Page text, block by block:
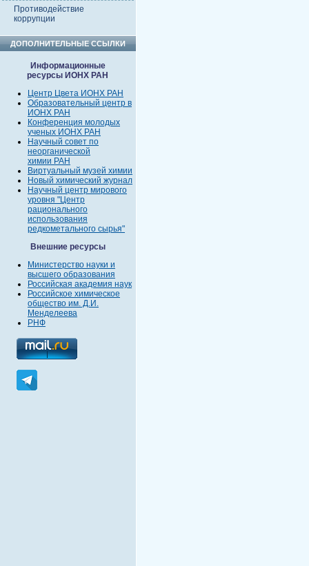
Противодействие
коррупции
ДОПОЛНИТЕЛЬНЫЕ ССЫЛКИ
Информационные
ресурсы ИОНХ РАН
Центр Цвета ИОНХ РАН
Образовательный центр в
ИОНХ РАН
Конференция молодых
ученых ИОНХ РАН
Научный совет по
неорганической
химии РАН
Виртуальный музей химии
Новый химический журнал
Научный центр мирового
уровня "Центр
рационального
использования
редкометального сырья"
Внешние ресурсы
Министерство науки и
высшего образования
Российская академия наук
Российское химическое
общество им. Д.И.
Менделеева
РНФ